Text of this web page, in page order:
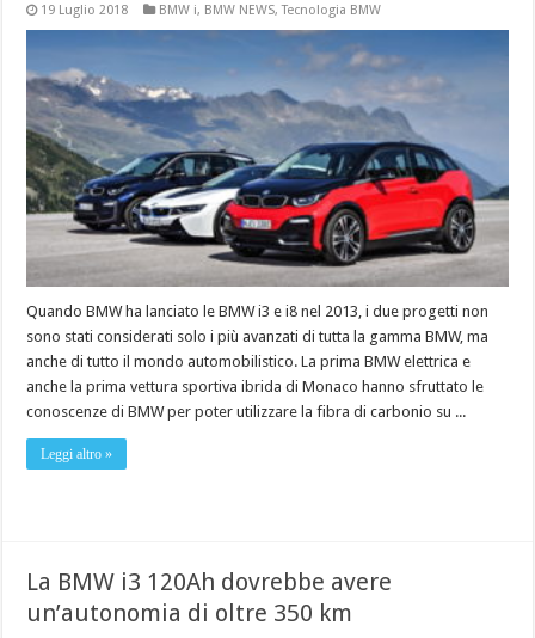
19 Luglio 2018 BMW i, BMW NEWS,Tecnologia BMW
Quando BMW ha lanciato le BMW i3 e i8 nel 2013, i due progetti non
sono stati considerati solo i più avanzati di tutta la gamma BMW, ma
anche di tutto il mondo automobilistico. La prima BMW elettrica e
anche la prima vettura sportiva ibrida di Monaco hanno sfruttato le
conoscenze di BMW per poter utilizzare la fibra di carbonio su ...
Leggi altro »
La BMW i3 120Ah dovrebbe avere
un’autonomia di oltre 350 km